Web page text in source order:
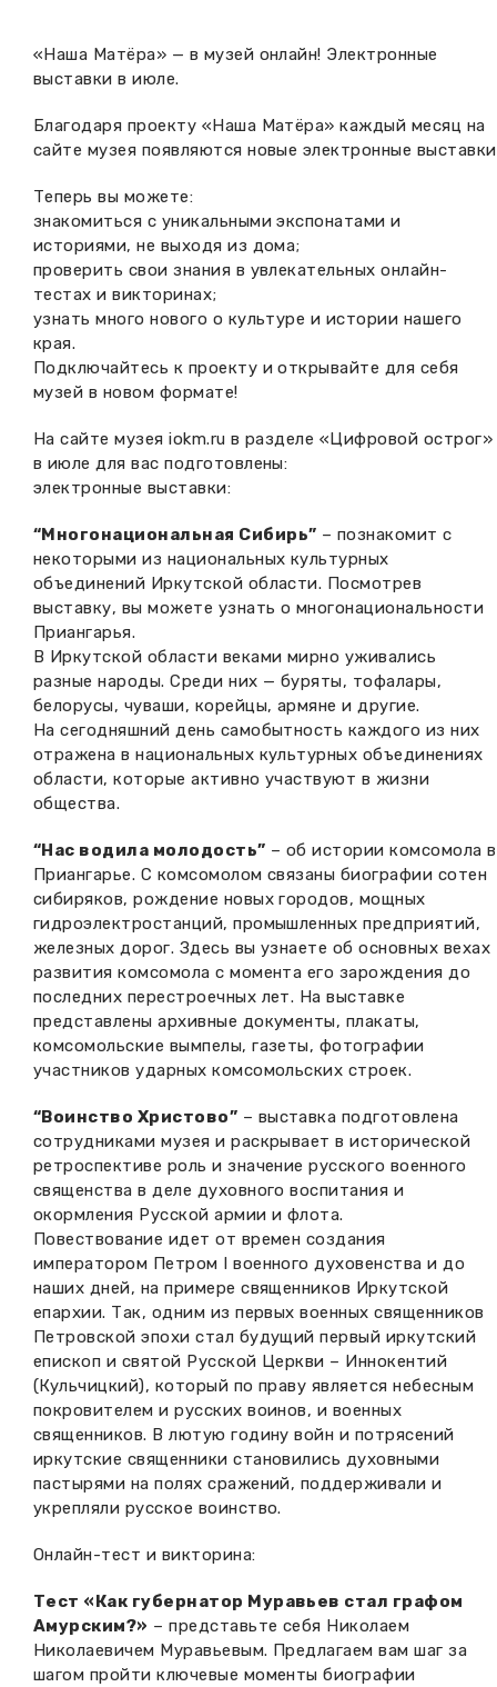
Проекты и программы
Новости
Дирекция
КПЦ им. свт. Иннокентия (Вениаминова)
Научно-фондовый отдел
Мемориальный дом А.М. Тюрюмина
Повышение квалификации
Передвижные выставки
Профессиональные мероприятия
«Наша Матёра» — в музей онлайн! Электронные
выставки в июле.
Благодаря проекту «Наша Матёра» каждый месяц на
сайте музея появляются новые электронные выставки
Теперь вы можете:
знакомиться с уникальными экспонатами и
историями, не выходя из дома;
проверить свои знания в увлекательных онлайн-
тестах и викторинах;
узнать много нового о культуре и истории нашего
края.
Подключайтесь к проекту и открывайте для себя
музей в новом формате!
На сайте музея iokm.ru в разделе «Цифровой острог»
в июле для вас подготовлены:
электронные выставки:
“Многонациональная Сибирь” – познакомит с
некоторыми из национальных культурных
объединений Иркутской области. Посмотрев
выставку, вы можете узнать о многонациональности
Приангарья.
В Иркутской области веками мирно уживались
разные народы. Среди них — буряты, тофалары,
белорусы, чуваши, корейцы, армяне и другие.
На сегодняшний день самобытность каждого из них
отражена в национальных культурных объединениях
области, которые активно участвуют в жизни
общества.
“Нас водила молодость” – об истории комсомола в
Приангарье. С комсомолом связаны биографии сотен
сибиряков, рождение новых городов, мощных
гидроэлектростанций, промышленных предприятий,
железных дорог. Здесь вы узнаете об основных вехах
развития комсомола с момента его зарождения до
последних перестроечных лет. На выставке
представлены архивные документы, плакаты,
комсомольские вымпелы, газеты, фотографии
участников ударных комсомольских строек.
“Воинство Христово” – выставка подготовлена
сотрудниками музея и раскрывает в исторической
ретроспективе роль и значение русского военного
священства в деле духовного воспитания и
окормления Русской армии и флота.
Повествование идет от времен создания
императором Петром I военного духовенства и до
наших дней, на примере священников Иркутской
епархии. Так, одним из первых военных священников
Петровской эпохи стал будущий первый иркутский
епископ и святой Русской Церкви – Иннокентий
(Кульчицкий), который по праву является небесным
покровителем и русских воинов, и военных
священников. В лютую годину войн и потрясений
иркутские священники становились духовными
пастырями на полях сражений, поддерживали и
укрепляли русское воинство.
Онлайн-тест и викторина:
Тест «Как губернатор Муравьев стал графом
Амурским?» – представьте себя Николаем
Николаевичем Муравьевым. Предлагаем вам шаг за
шагом пройти ключевые моменты биографии